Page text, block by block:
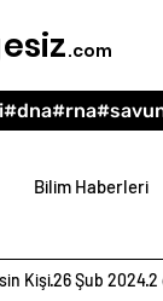
.com
Bilim Haberleri
Eğitim
Kişi26 Şub 20242
#dna#rna